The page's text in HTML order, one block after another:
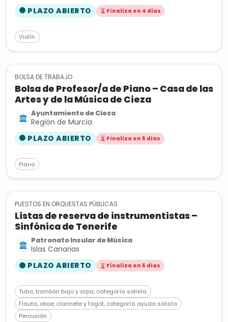
PLAZO ABIERTO
Finaliza en 4 días
Violín
BOLSA DE TRABAJO
Bolsa de Profesor/a de Piano – Casa de las
Artes y de la Música de Cieza
Ayuntamiento de Cieza
Región de Murcia
PLAZO ABIERTO
Finaliza en 5 días
Piano
PUESTOS EN ORQUESTAS PÚBLICAS
Listas de reserva de instrumentistas –
Sinfónica de Tenerife
Patronato Insular de Música
Islas Canarias
PLAZO ABIERTO
Finaliza en 5 días
Tuba, trombón bajo y arpa, categoría solista
Flauta, oboe, clarinete y fagot, categoría ayuda solista
Percusión